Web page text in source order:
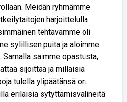
Meidän ryhmämme
harjoittelulla
tehtävämme oli
sylillisen puita ja aloimme
Samalla saimme opastusta,
sijoittaa ja millaisia
tulella ylipäätänsä on.
erilaisia sytyttämisvälineitä